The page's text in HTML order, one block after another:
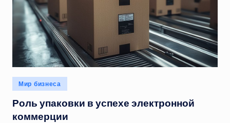
Опубликовано
в
Мир бизнеса
Роль упаковки в успехе электронной
коммерции